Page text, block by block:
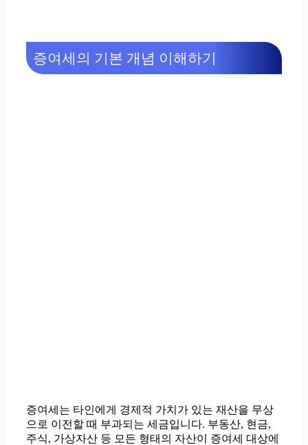
증여세의 기본 개념 이해하기
증여세는 타인에게 경제적 가치가 있는 재산을 무상
으로 이전할 때 부과되는 세금입니다. 부동산, 현금,
주식, 가상자산 등 모든 형태의 자산이 증여세 대상에